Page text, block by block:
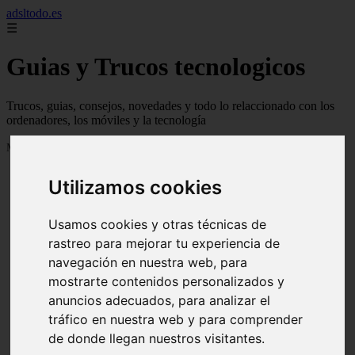
Utilizamos cookies
Usamos cookies y otras técnicas de
rastreo para mejorar tu experiencia de
navegación en nuestra web, para
mostrarte contenidos personalizados y
anuncios adecuados, para analizar el
tráfico en nuestra web y para comprender
de donde llegan nuestros visitantes.
adsltodo.es
☰
Guias y Trucos tecnologicos
Trucos, guias, consejos, novedades y todo lo relaccionado con los
ordenadores, los móviles y la tecnología
Mostrando 1 - 24 de 148 artículos
Newskill Kitsune Review 【Análisis en Español】